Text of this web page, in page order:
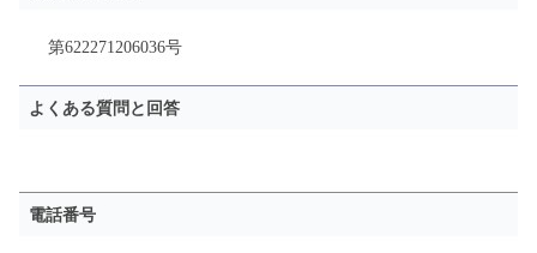
第622271206036号
よくある質問と回答
電話番号